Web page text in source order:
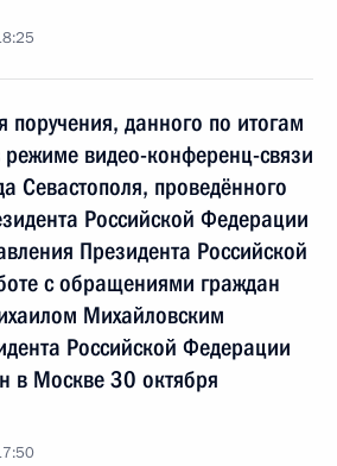
поручения, данного по итогам
видео-конференц-связи
Севастополя, проведённого
Российской Федерации
Президента Российской
с обращениями граждан
Михайловским
Российской Федерации
в Москве 30 октября